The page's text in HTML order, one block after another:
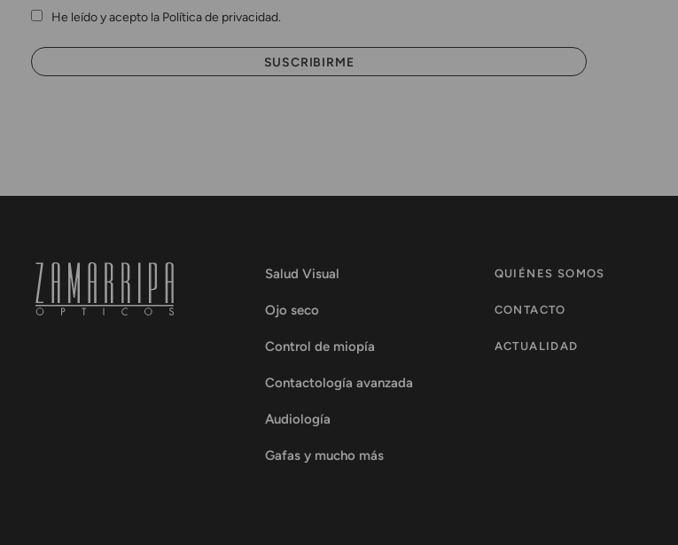
He leído y acepto la Política de privacidad.
Salud Visual
Ojo seco
Control de miopía
Contactología avanzada
Audiología
Gafas y mucho más
QUIÉNES SOMOS
CONTACTO
ACTUALIDAD